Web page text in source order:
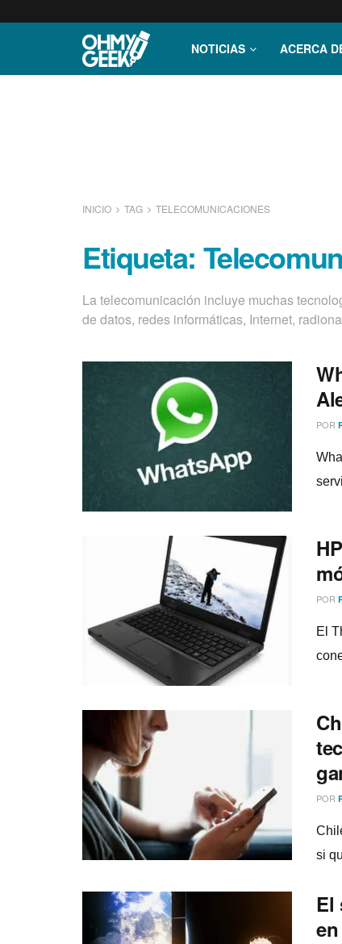
NOTICIAS ACERCA
INICIO TAG TELECOMUNICACIONES
Etiqueta:
La telecomunicación incluye muchas
de datos, redes informáticas, Internet,
POR
POR
El
POR
si
El